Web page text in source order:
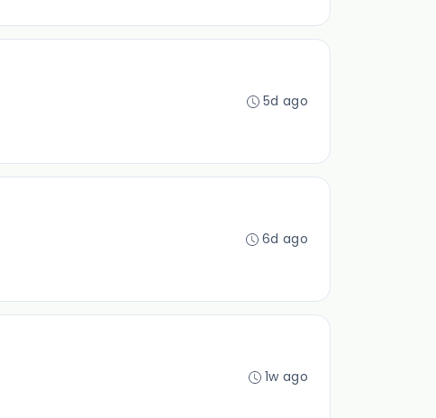
5d ago
6d ago
1w ago